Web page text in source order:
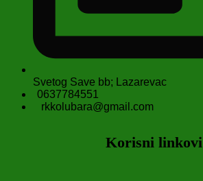
Svetog Save bb; Lazarevac
0637784551
rkkolubara@gmail.com
Korisni linkovi